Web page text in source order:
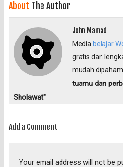
About The Author
John Mamad
Media belajar
gratis dan
mudah
tuamu dan
Sholawat"
Add a Comment
Your email address will not be